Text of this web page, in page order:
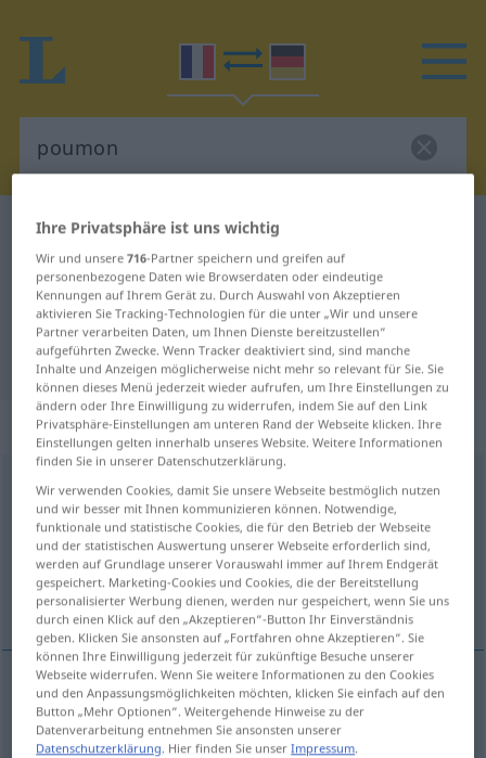
Französisch-Deutsch Wörterbuch
Französisch-Deutsch Übersetzung
für "poumon"
"poumon" Deutsch Übersetzung
„poumon“: masculin
poumon [pumõ]m
Übersicht aller Übersetzungen
(Für mehr Details die Übersetzung anklicken/antippen)
Lungenflügel
Lunge(nflügel)f(m) poumon
Ihre Privatsphäre ist uns wichtig
Wir und unsere716-Partner speichern und greifen auf
personenbezogene Daten wie Browserdaten oder eindeutige
Kennungen auf Ihrem Gerät zu. Durch Auswahl von Akzeptieren
aktivieren Sie Tracking-Technologien für die unter „Wir und unsere
Partner verarbeiten Daten, um Ihnen Dienste bereitzustellen“
aufgeführten Zwecke. Wenn Tracker deaktiviert sind, sind manche
Inhalte und Anzeigen möglicherweise nicht mehr so relevant für Sie. Sie
können dieses Menü jederzeit wieder aufrufen, um Ihre Einstellungen zu
ändern oder Ihre Einwilligung zu widerrufen, indem Sie auf den Link
Privatsphäre-Einstellungen am unteren Rand der Webseite klicken. Ihre
Einstellungen gelten innerhalb unseres Website. Weitere Informationen
finden Sie in unserer Datenschutzerklärung.
Wir verwenden Cookies, damit Sie unsere Webseite bestmöglich nutzen
und wir besser mit Ihnen kommunizieren können. Notwendige,
funktionale und statistische Cookies, die für den Betrieb der Webseite
und der statistischen Auswertung unserer Webseite erforderlich sind,
werden auf Grundlage unserer Vorauswahl immer auf Ihrem Endgerät
gespeichert. Marketing-Cookies und Cookies, die der Bereitstellung
personalisierter Werbung dienen, werden nur gespeichert, wenn Sie uns
durch einen Klick auf den „Akzeptieren“-Button Ihr Einverständnis
geben. Klicken Sie ansonsten auf „Fortfahren ohne Akzeptieren“. Sie
können Ihre Einwilligung jederzeit für zukünftige Besuche unserer
Webseite widerrufen. Wenn Sie weitere Informationen zu den Cookies
und den Anpassungsmöglichkeiten möchten, klicken Sie einfach auf den
Button „Mehr Optionen“. Weitergehende Hinweise zu der
Datenverarbeitung entnehmen Sie ansonsten unserer
Datenschutzerklärung. Hier finden Sie unserImpressum.